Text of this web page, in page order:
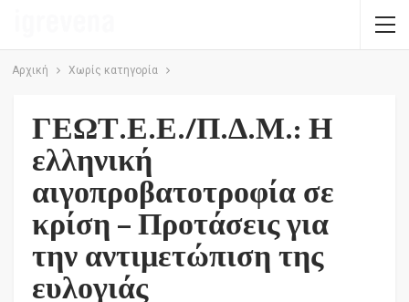
Αρχική Χωρίς κατηγορία
ΓΕΩΤ.Ε.Ε./Π.Δ.Μ.: Η
ελληνική
αιγοπροβατοτροφία σε
κρίση – Προτάσεις για
την αντιμετώπιση της
ευλογιάς